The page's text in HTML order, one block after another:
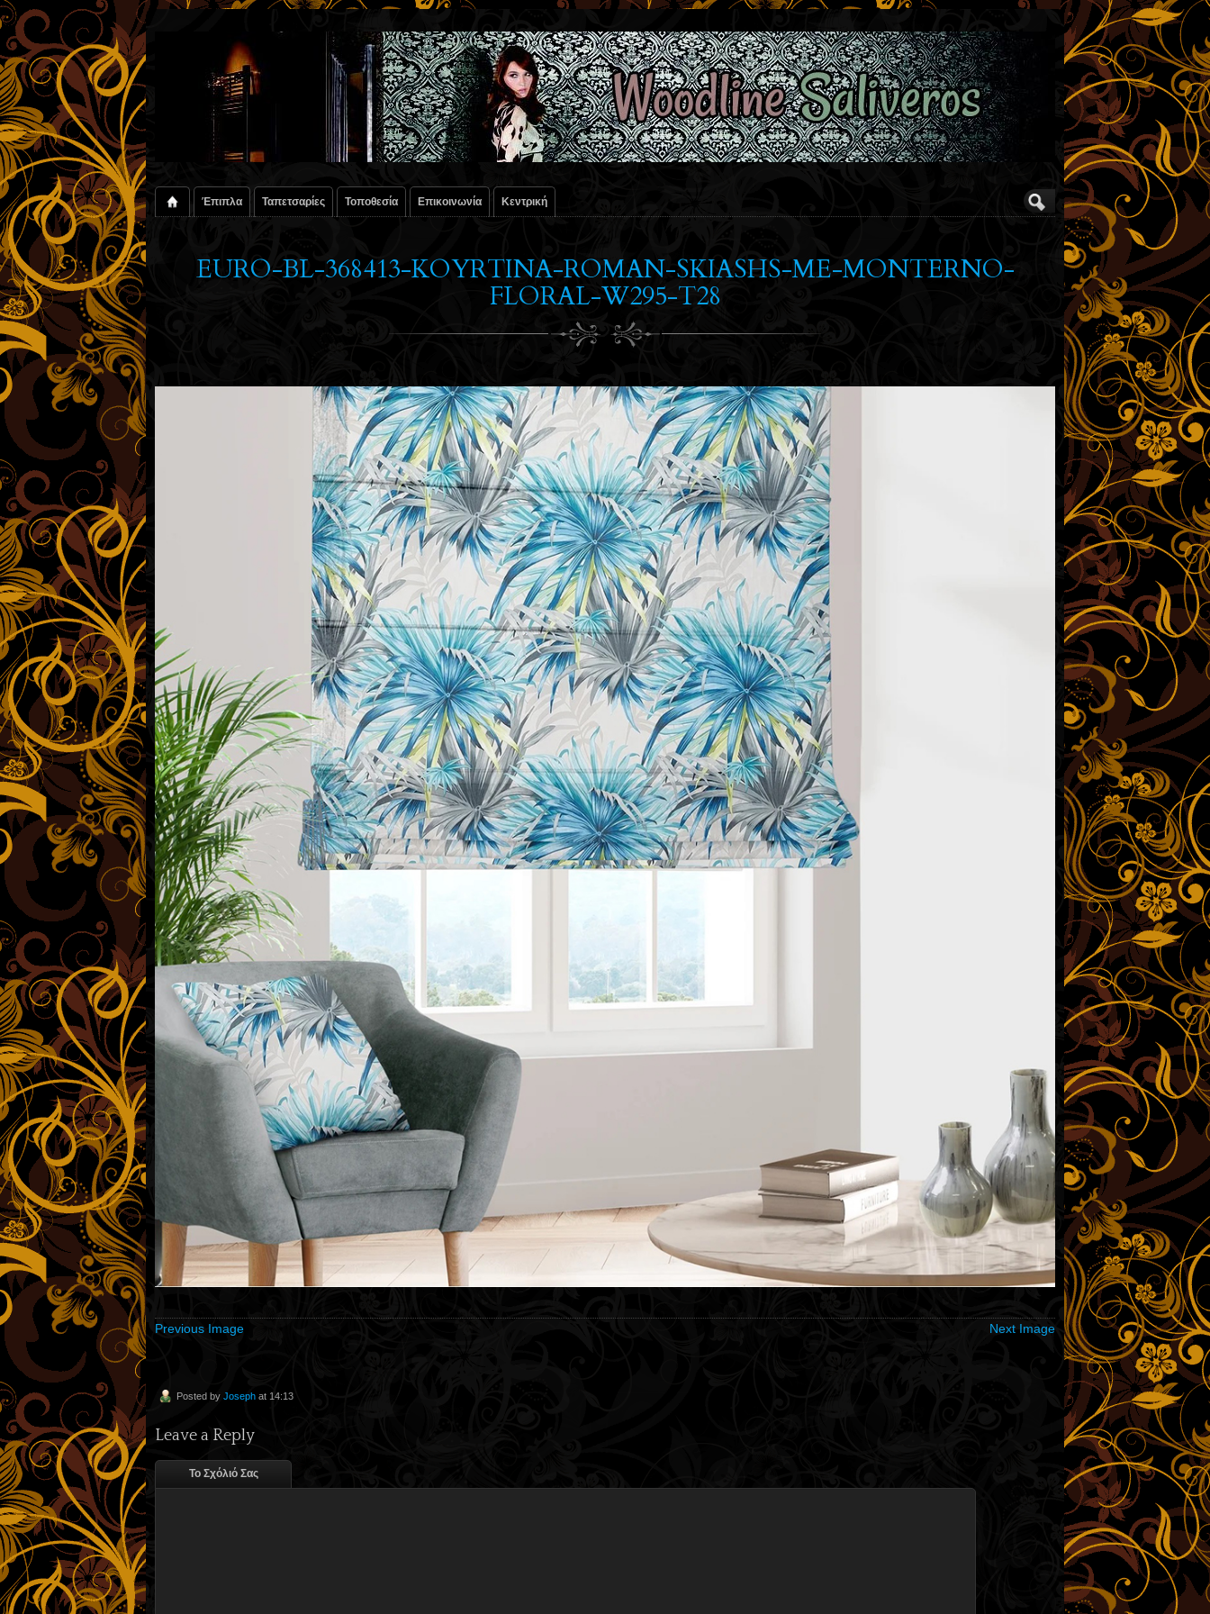
Έπιπλα Ταπετσαρίες Τοποθεσία Επικοινωνία Κεντρική
EURO-BL-368413-KOYRTINA-ROMAN-SKIASHS-ME-MONTERNO-
FLORAL-W295-T28
Previous Image Next Image
Posted by Joseph at 14:13
Leave a Reply
Το Σχόλιό Σας